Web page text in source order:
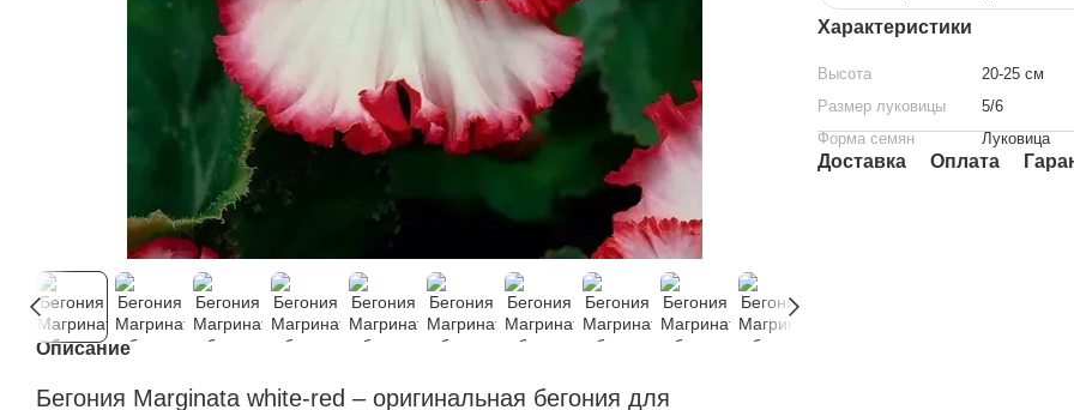
Описание
Бегония Marginata white-red – оригинальная бегония для
Характеристики
Высота
20-25 см
Размер луковицы
5/6
Форма семян
Луковица
Доставка Оплата